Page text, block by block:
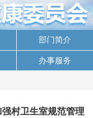
部门简介
办事服务
村卫生室规范管理